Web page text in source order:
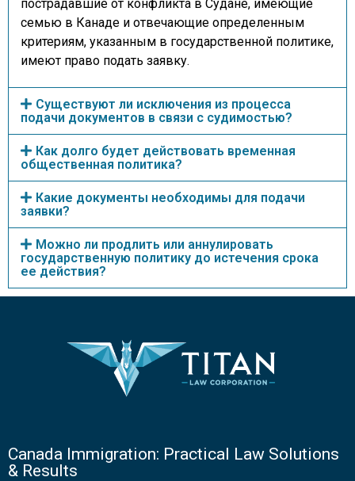
пострадавшие от конфликта в Судане, имеющие
семью в Канаде и отвечающие определенным
критериям, указанным в государственной политике,
имеют право подать заявку.
Существуют ли исключения из процесса
подачи документов в связи с судимостью?
Как долго будет действовать временная
общественная политика?
Какие документы необходимы для подачи
заявки?
Можно ли продлить или аннулировать
государственную политику до истечения срока
ее действия?
Canada Immigration: Practical Law Solutions
& Results